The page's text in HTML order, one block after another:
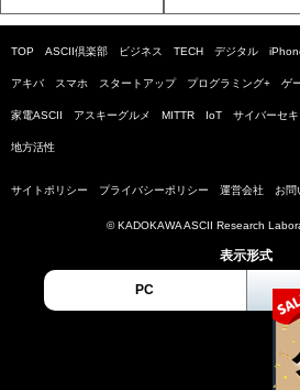
TOP ASCII倶楽部 ビジネス TECH デジタル
アキバ スマホ スタートアップ プログラミング+ ゲ
家電ASCII アスキーグルメ MITTR IoT サイバーセ
地方活性
サイトポリシー プライバシーポリシー 運営会社 お問
© KADOKAWA ASCII Research
表示形式
PC